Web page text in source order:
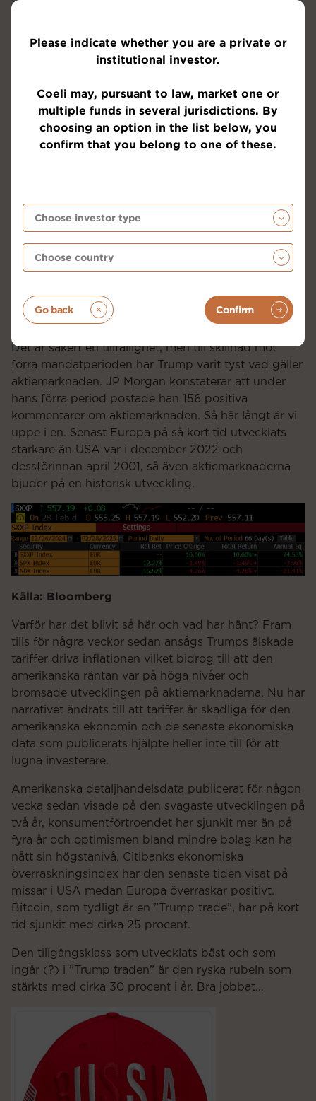
Som vi skrivit om under ett flertal månader har
varit på en absolut rekordnivå vilket också
återspeglats i en rekordhög värdering. Vi var i
utvecklingen på de amerikanska aktiemarknaderna
efter att Donald Trump vunnit det amerikanska valet,
samtidigt som marknaden gick sidledes i Europa.
Allt detta har nu reverserats.
fördel Europa där man sedan årsskiftet haft det
starkaste kapitalinflödet på 25 år (!) och Europa som
aggregat har nu utvecklats starkare än USA sedan
Donald Trump blev president. Det måste svida för
honom.
Sedan julafton har SXXP600 utvecklats 12 procent
starkare än S&P500 och knappt 16 procent bättre än
Det är säkert en tillfällighet, men till skillnad mot
förra mandatperioden har Trump varit tyst vad gäller
aktiemarknaden. JP Morgan konstaterar att under
hans förra period postade han 156 positiva
kommentarer om aktiemarknaden. Så här långt är vi
uppe i en. Senast Europa på så kort tid utvecklats
starkare än USA var i december 2022 och
dessförinnan april 2001, så även aktiemarknaderna
bjuder på en historisk utveckling.
Källa: Bloomberg
Varför har det blivit så här och vad har hänt? Fram
tills för några veckor sedan ansågs Trumps älskade
tariffer driva inflationen vilket bidrog till att den
amerikanska räntan var på höga nivåer och
bromsade utvecklingen på aktiemarknaderna. Nu har
narrativet ändrats till att tariffer är skadliga för den
amerikanska ekonomin och de senaste ekonomiska
data som publicerats hjälpte heller inte till för att
lugna investerare.
Amerikanska detaljhandelsdata publicerat för någon
vecka sedan visade på den svagaste utvecklingen på
två år, konsumentförtroendet har sjunkit mer än på
fyra år och optimismen bland mindre bolag kan ha
nått sin högstanivå. Citibanks ekonomiska
överraskningsindex har den senaste tiden visat på
missar i USA medan Europa överraskar positivt.
Bitcoin, som tydligt är en ”Trump trade”, har på kort
tid sjunkit med cirka 25 procent.
Den tillgångsklass som utvecklats bäst och som
ingår (?) i ”Trump traden” är den ryska rubeln som
stärkts med cirka 30 procent i år. Bra jobbat…
Please indicate whether you are a private or
institutional investor.
Coeli may, pursuant to law, market one or
multiple funds in several jurisdictions. By
choosing an option in the list below, you
confirm that you belong to one of these.
Go back Confirm